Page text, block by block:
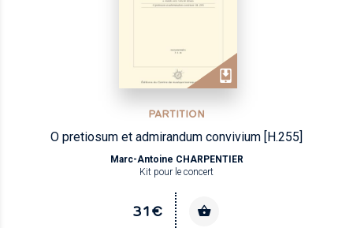
PARTITION
O pretiosum et admirandum convivium [H.255]
Marc-Antoine CHARPENTIER
Kit pour le concert
31€